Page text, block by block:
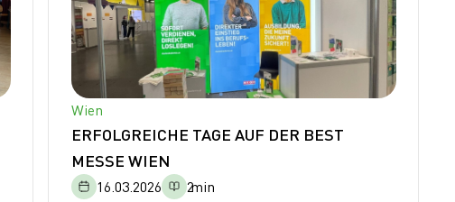
Wien
ERFOLGREICHE TAGE AUF DER BEST
MESSE WIEN
16.03.2026 2min